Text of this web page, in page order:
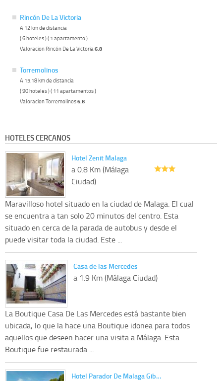
Rincón De La Victoria
A 12 km de distancia
( 6 hoteles ) ( 1 apartamento )
Valoracion Rincón De La Victoria 6.8
Torremolinos
A 15.18 km de distancia
( 90 hoteles ) ( 11 apartamentos )
Valoracion Torremolinos6.8
HOTELES CERCANOS
Hotel Zenit Malaga
a 0.8 Km (Málaga
Ciudad)
Maravilloso hotel situado en la ciudad de Malaga. El cual
se encuentra a tan solo 20 minutos del centro. Esta
situado en cerca de la parada de autobus y desde el
puede visitar toda la ciudad. Este ...
Casa de las Mercedes
a 1.9 Km (Málaga Ciudad)
La Boutique Casa De Las Mercedes está bastante bien
ubicada, lo que la hace una Boutique idonea para todos
aquellos que deseen hacer una visita a Málaga. Esta
Boutique fue restaurada ...
Hotel Parador De Malaga Gib…